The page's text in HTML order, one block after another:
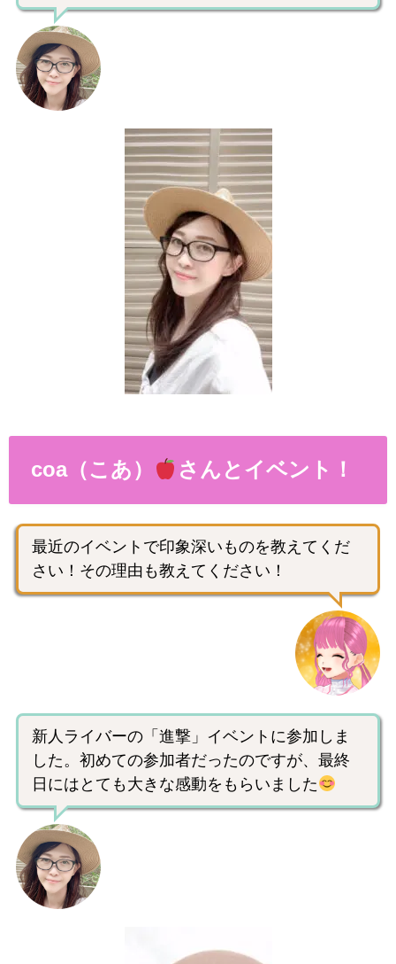
coa（こあ） さんとイベント！
最近のイベントで印象深いものを教えてくだ
さい！その理由も教えてください！
新人ライバーの「進撃」イベントに参加しま
した。初めての参加者だったのですが、最終
日にはとても大きな感動をもらいました